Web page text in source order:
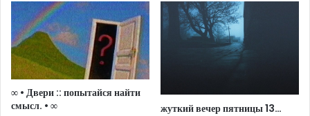
∞ • Двери :: попытайся найти
смысл. • ∞
жуткий вечер пятницы 13…